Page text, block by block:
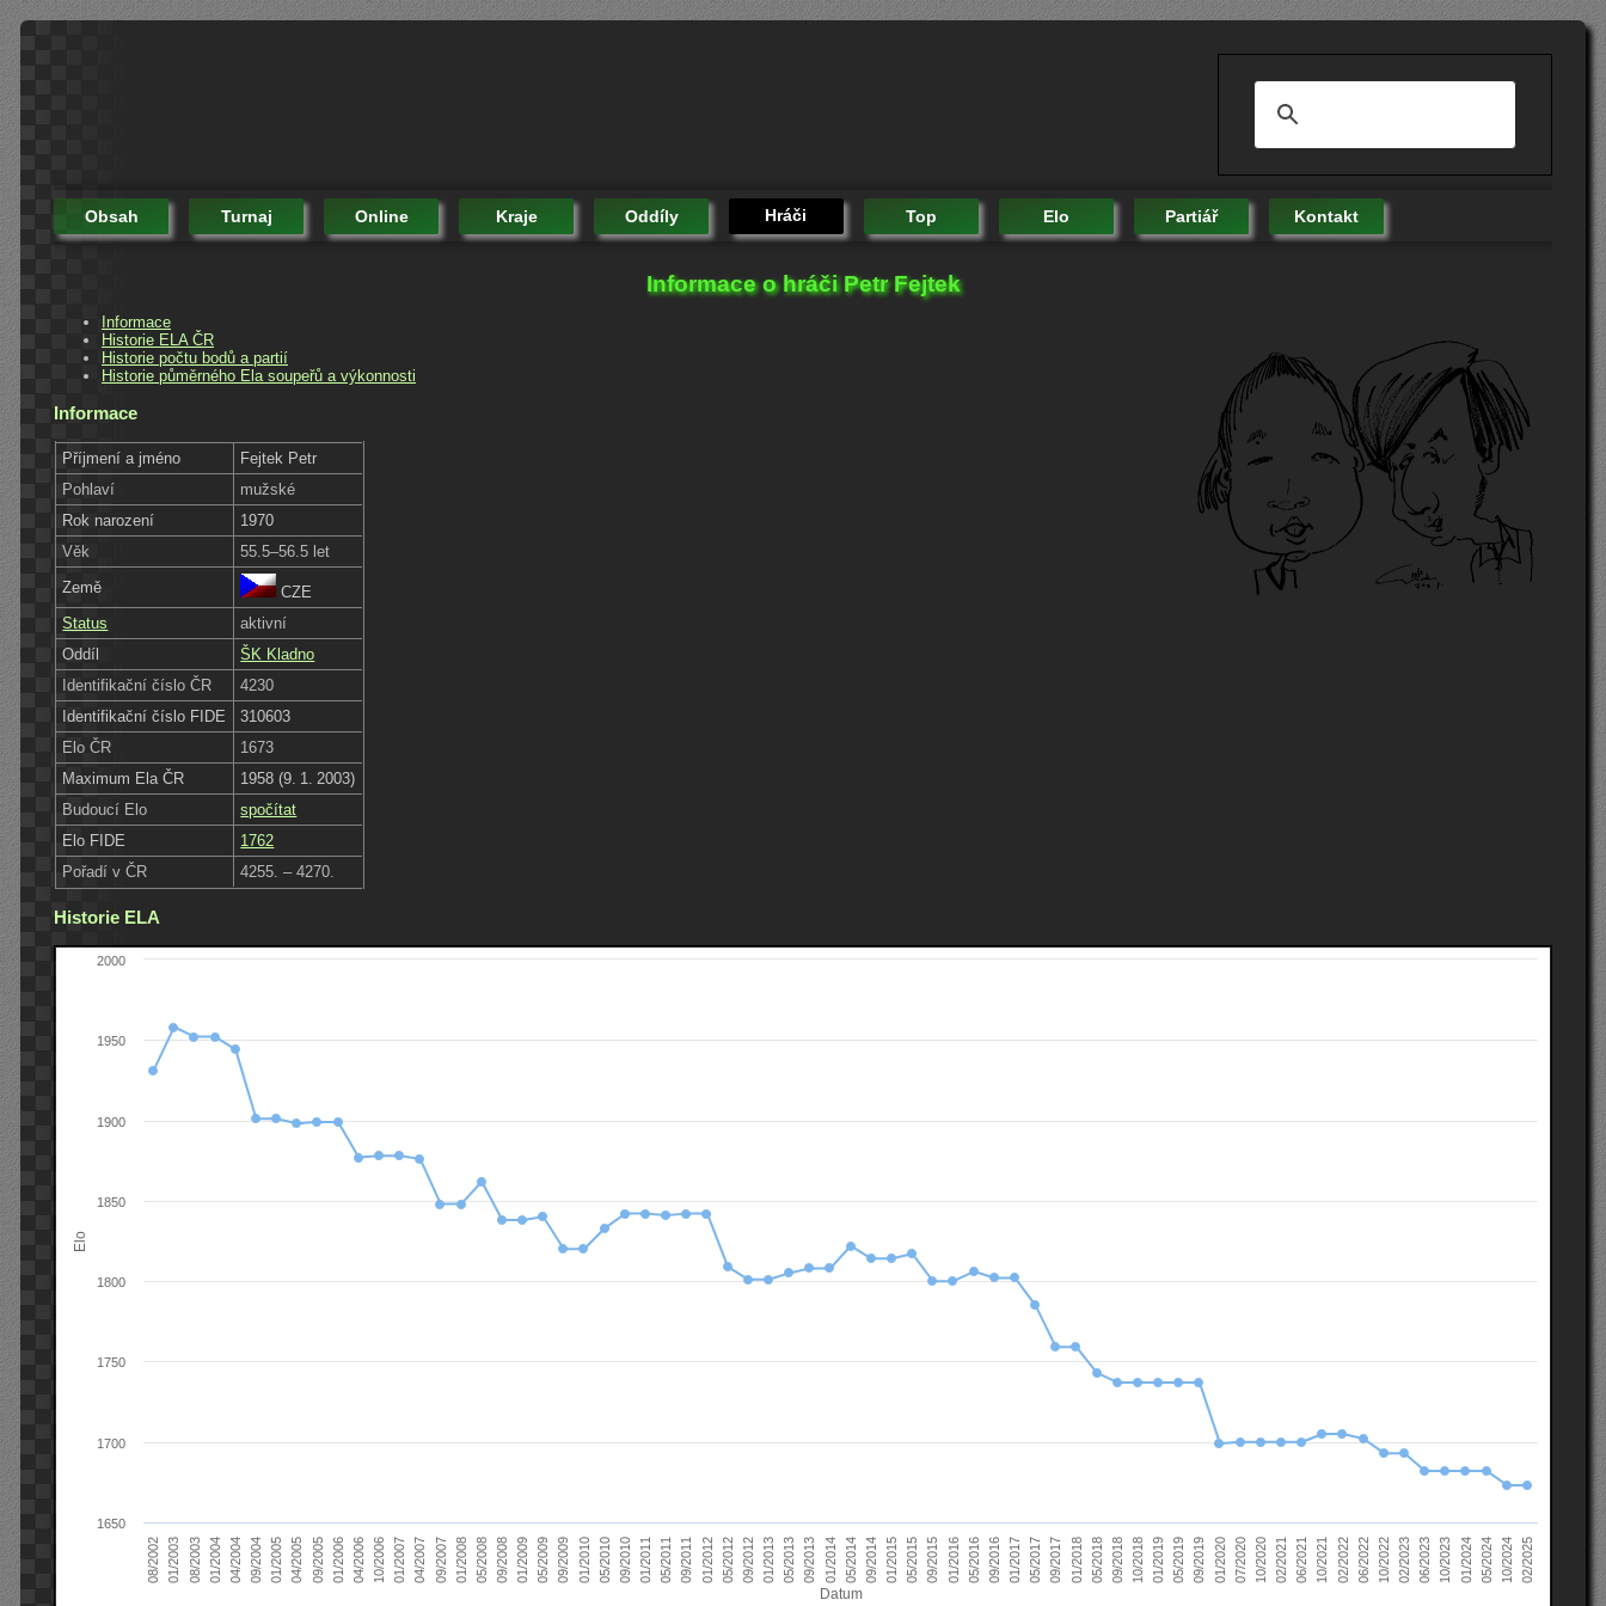
Obsah Turnaj Online Kraje Oddíly Hráči Top Elo Partiář Kontakt
Informace o hráči Petr Fejtek
Informace
Historie ELA ČR
Historie počtu bodů a partií
Historie půměrného Ela soupeřů a výkonnosti
Informace
Příjmení a jméno
Fejtek Petr
Pohlaví
mužské
Rok narození
1970
Věk
55.5–56.5 let
Země
CZE
Status
aktivní
Oddíl
ŠK Kladno
Identifikační číslo ČR
4230
Identifikační číslo FIDE
310603
Elo ČR
1673
Maximum Ela ČR
1958 (9. 1. 2003)
Budoucí Elo
spočítat
Elo FIDE
1762
Pořadí v ČR
4255. – 4270.
Historie ELA
Datum
Elo
08/2002 01/2003 08/2003 01/2004 04/2004 09/2004 01/2005 04/2005 09/2005 01/2006 04/2006 10/2006 01/2007 04/2007 09/2007 01/2008 05/2008 09/2008 01/2009 05/2009 09/2009 01/2010 05/2010 09/2010 01/2011 05/2011 09/2011 01/2012 05/2012 09/2012 01/2013 05/2013 09/2013 01/2014 05/2014 09/2014 01/2015 05/2015 09/2015 01/2016 05/2016 09/2016 01/2017 05/2017 09/2017 01/2018 05/2018 09/2018 10/2018 01/2019 05/2019 09/2019 01/2020 07/2020 10/2020 02/2021 06/2021 10/2021 02/2022 06/2022 10/2022 02/2023 06/2023 10/2023 01/2024 05/2024 10/2024 02/2025
1650
1700
1750
1800
1850
1900
1950
2000